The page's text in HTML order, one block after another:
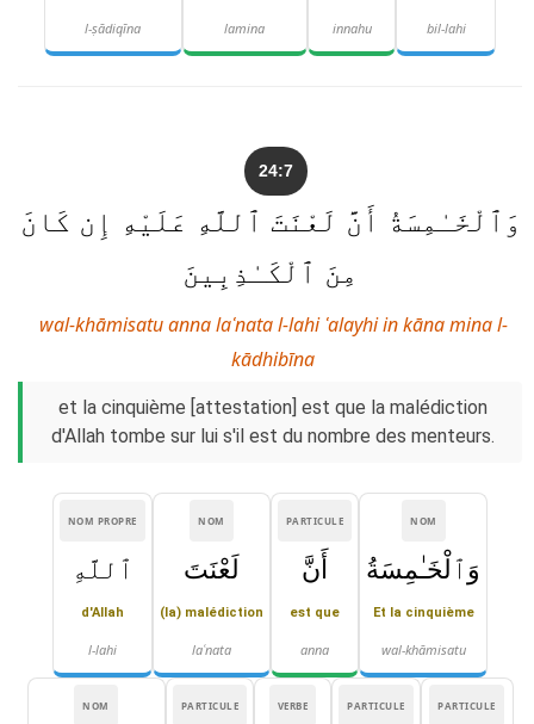
bil-lahi
innahu
lamina
l-ṣādiqīna
24:7
وَٱلْخَـٰمِسَةُ أَنَّ لَعْنَتَ ٱللَّهِ عَلَيْهِ إِن كَانَ
مِنَ ٱلْكَـٰذِبِينَ
wal-khāmisatu anna laʿnata l-lahi ʿalayhi in kāna mina l-
kādhibīna
et la cinquième [attestation] est que la malédiction
d'Allah tombe sur lui s'il est du nombre des menteurs.
NOM
وَٱلْخَـٰمِسَةُ
Et la cinquième
wal-khāmisatu
PARTICULE
أَنَّ
est que
anna
NOM
لَعْنَتَ
(la) malédiction
laʿnata
NOM PROPRE
ٱللَّهِ
d'Allah
l-lahi
PARTICULE
PARTICULE
VERBE
PARTICULE
NOM